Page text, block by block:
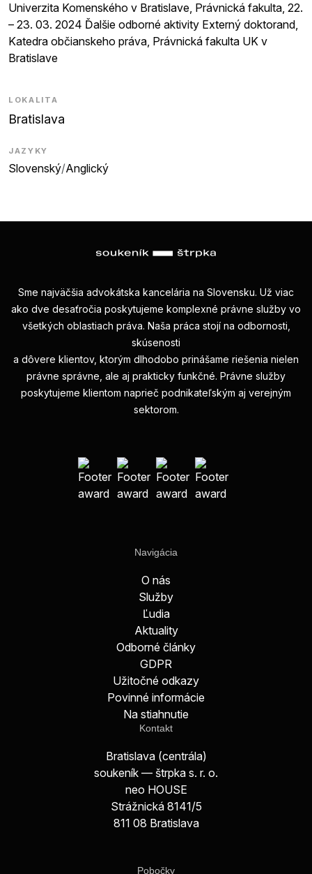
Univerzita Komenského v Bratislave, Právnická fakulta, 22.
– 23. 03. 2024 Ďalšie odborné aktivity Externý doktorand,
Katedra občianskeho práva, Právnická fakulta UK v
Bratislave
LOKALITA
Bratislava
JAZYKY
Slovenský/Anglický
Sme najväčšia advokátska kancelária na Slovensku. Už viac
ako dve desaťročia poskytujeme komplexné právne služby vo
všetkých oblastiach práva. Naša práca stojí na odbornosti,
skúsenosti
a dôvere klientov, ktorým dlhodobo prinášame riešenia nielen
právne správne, ale aj prakticky funkčné. Právne služby
poskytujeme klientom naprieč podnikateľským aj verejným
sektorom.
Navigácia
O nás
Služby
Ľudia
Aktuality
Odborné články
GDPR
Užitočné odkazy
Povinné informácie
Na stiahnutie
Kontakt
Bratislava (centrála)
soukeník — štrpka s. r. o.
neo HOUSE
Strážnická 8141/5
811 08 Bratislava
Pobočky